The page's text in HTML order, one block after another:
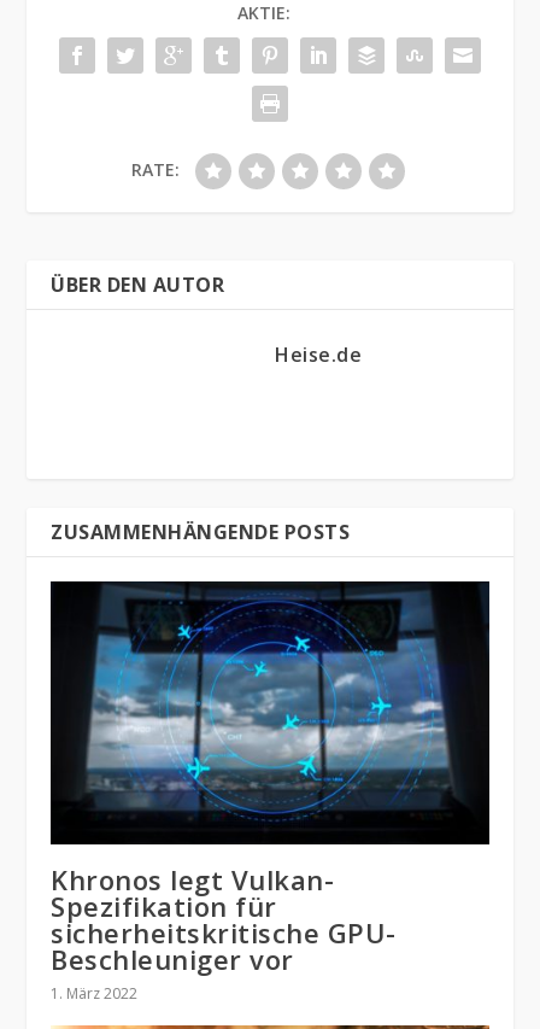
AKTIE:
RATE:
ÜBER DEN AUTOR
Heise.de
ZUSAMMENHÄNGENDE POSTS
Khronos legt Vulkan-
Spezifikation für
sicherheitskritische GPU-
Beschleuniger vor
1. März 2022